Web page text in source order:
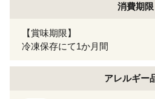
消費期限
【賞味期限】
冷凍保存にて1か月間
アレルギー